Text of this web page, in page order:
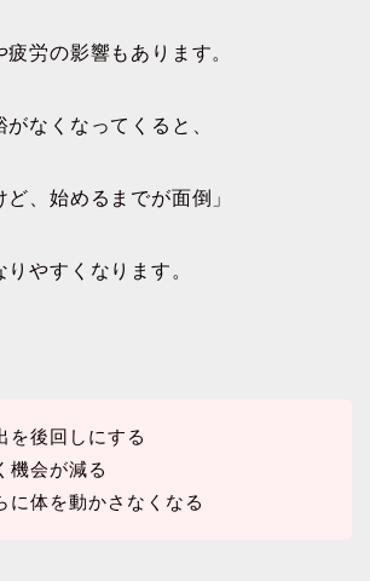
労の影響もあります。
なくなってくると、
ど、始めるまでが面倒」
やすくなります。
を後回しにする
機会が減る
に体を動かさなくなる